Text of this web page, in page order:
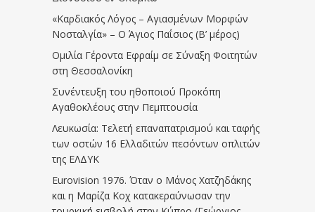
«Καρδιακός Λόγος – Αγιασμένων Μορφών
Νοσταλγία» – Ο Άγιος Παΐσιος (Β’ μέρος)
Ομιλία Γέροντα Εφραίμ σε Σύναξη Φοιτητών
στη Θεσσαλονίκη
Συνέντευξη του ηθοποιού Προκόπη
Αγαθοκλέους στην Πεμπτουσία
Λευκωσία: Τελετή επαναπατρισμού και ταφής
των οστών 16 Ελλαδιτών πεσόντων οπλιτών
της ΕΛΔΥΚ
Eurovision 1976. Όταν ο Μάνος Χατζηδάκης
και η Μαρίζα Κοχ κατακεραύνωσαν την